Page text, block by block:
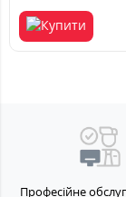
Професійне